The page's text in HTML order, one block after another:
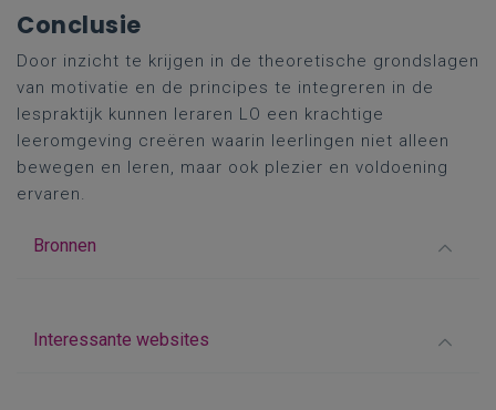
Conclusie
Door inzicht te krijgen in de theoretische grondslagen
van motivatie en de principes te integreren in de
lespraktijk kunnen leraren LO een krachtige
leeromgeving creëren waarin leerlingen niet alleen
bewegen en leren, maar ook plezier en voldoening
ervaren.
Bronnen
Interessante websites